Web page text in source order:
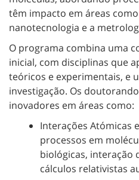
têm impacto em áreas
nanotecnologia e a
O programa combina uma
inicial, com disciplinas que
teóricos e experimentais, e
investigação. Os
inovadores em áreas como:
Interações Atómicas
processos em
biológicas, interação
cálculos relativistas